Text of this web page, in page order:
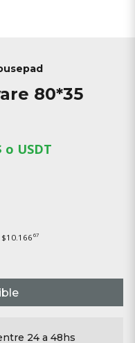
80*35
USDT
$10.166 67
24 a 48hs